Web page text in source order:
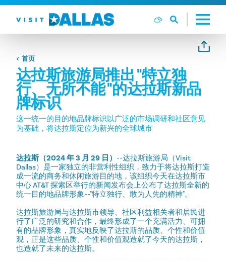
跳转到内容
首页
达拉斯旅游局推出 "特立独
行、无所不能 "的达拉斯新品
牌标识
这一统一的目的地品牌标识以广泛的市场调研和社区意见
为基础，将达拉斯定位为新兴的全球城市
达拉斯（2024 年 3 月 29 日） --达拉斯旅游局（Visit
Dallas）是一家独立的非营利性组织，致力于将达拉斯打造
成一流的商务和休闲旅游目的地，该组织今天在达拉斯市
中心 AT&T 探索区举行的新闻发布会上公布了达拉斯全新的
统一目的地品牌形象--"特立独行、敢为人先的精神"。
达拉斯旅游局与达拉斯市领导、社区利益相关者和居民进
行了广泛的研究和合作，最终形成了一个充满活力、可拥
有的品牌形象，真实地反映了达拉斯的品质、个性和价值
观，正是这些品质、个性和价值观造就了今天的达拉斯，
也造就了未来的达拉斯。